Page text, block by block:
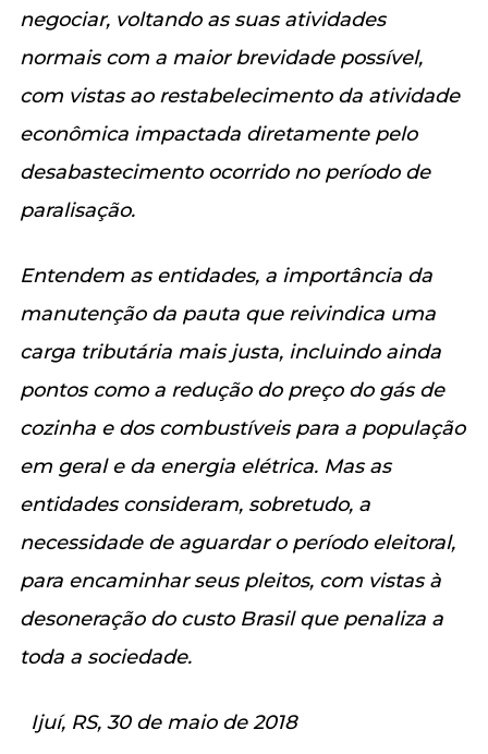
negociar, voltando as suas atividades
normais com a maior brevidade possível,
com vistas ao restabelecimento da atividade
econômica impactada diretamente pelo
desabastecimento ocorrido no período de
paralisação.
Entendem as entidades, a importância da
manutenção da pauta que reivindica uma
carga tributária mais justa, incluindo ainda
pontos como a redução do preço do gás de
cozinha e dos combustíveis para a população
em geral e da energia elétrica. Mas as
entidades consideram, sobretudo, a
necessidade de aguardar o período eleitoral,
para encaminhar seus pleitos, com vistas à
desoneração do custo Brasil que penaliza a
toda a sociedade.
Ijuí, RS, 30 de maio de 2018